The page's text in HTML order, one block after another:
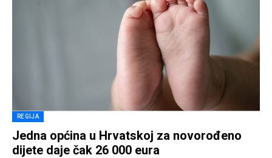
REGIJA
Jedna općina u Hrvatskoj za novorođeno
dijete daje čak 26 000 eura